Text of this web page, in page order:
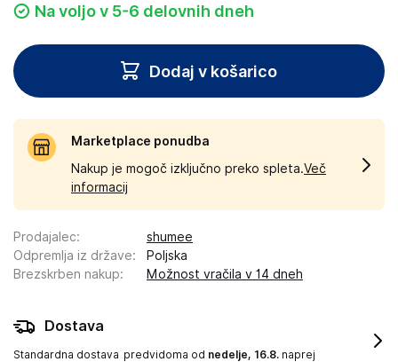
Na voljo v 5-6 delovnih dneh
Dodaj v košarico
Marketplace ponudba
Nakup je mogoč izključno preko spleta.Več
informacij
Prodajalec:
shumee
Odpremlja iz države:
Poljska
Brezskrben nakup: Možnost vračila v 14 dneh
Dostava
Standardna dostava predvidoma od nedelje, 16.8. naprej